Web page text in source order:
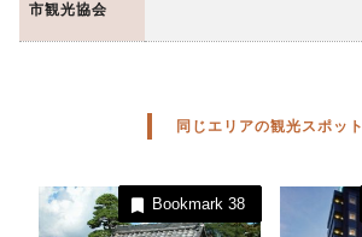
市観光協会
同じエリアの観光スポット
Bookmark 38